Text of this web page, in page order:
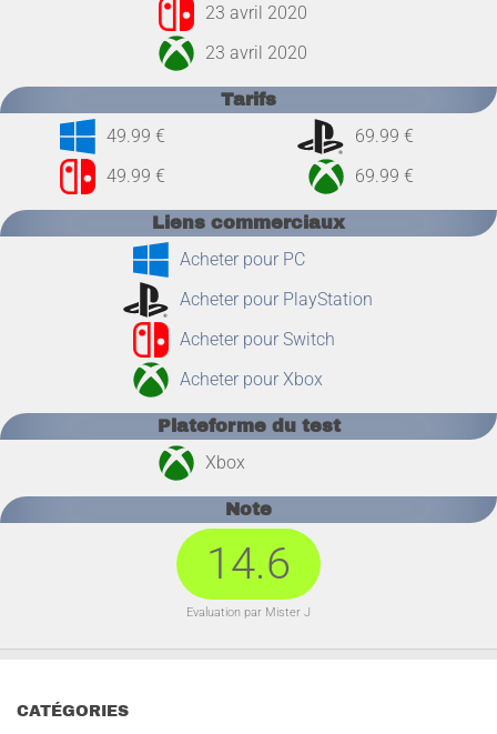
23 avril 2020
23 avril 2020
Tarifs
49.99 €
69.99 €
49.99 €
69.99 €
Liens commerciaux
Acheter pour PC
Acheter pour PlayStation
Acheter pour Switch
Acheter pour Xbox
Plateforme du test
Xbox
Note
14.6
Evaluation par Mister J
CATÉGORIES